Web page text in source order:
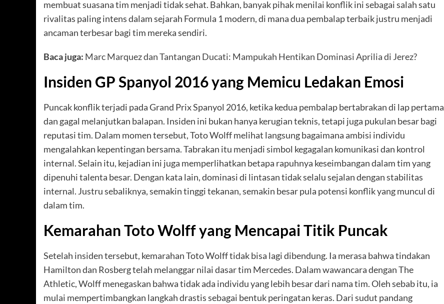
membuat suasana tim menjadi tidak sehat. Bahkan, banyak pihak menilai konflik ini sebagai salah satu
rivalitas paling intens dalam sejarah Formula 1 modern, di mana dua pembalap terbaik justru menjadi
ancaman terbesar bagi tim mereka sendiri.
Baca juga: Marc Marquez dan Tantangan Ducati: Mampukah Hentikan Dominasi Aprilia di Jerez?
Insiden GP Spanyol 2016 yang Memicu Ledakan Emosi
Puncak konflik terjadi pada Grand Prix Spanyol 2016, ketika kedua pembalap bertabrakan di lap pertama
dan gagal melanjutkan balapan. Insiden ini bukan hanya kerugian teknis, tetapi juga pukulan besar bagi
reputasi tim. Dalam momen tersebut, Toto Wolff melihat langsung bagaimana ambisi individu
mengalahkan kepentingan bersama. Tabrakan itu menjadi simbol kegagalan komunikasi dan kontrol
internal. Selain itu, kejadian ini juga memperlihatkan betapa rapuhnya keseimbangan dalam tim yang
dipenuhi talenta besar. Dengan kata lain, dominasi di lintasan tidak selalu sejalan dengan stabilitas
internal. Justru sebaliknya, semakin tinggi tekanan, semakin besar pula potensi konflik yang muncul di
dalam tim.
Kemarahan Toto Wolff yang Mencapai Titik Puncak
Setelah insiden tersebut, kemarahan Toto Wolff tidak bisa lagi dibendung. Ia merasa bahwa tindakan
Hamilton dan Rosberg telah melanggar nilai dasar tim Mercedes. Dalam wawancara dengan The
Athletic, Wolff menegaskan bahwa tidak ada individu yang lebih besar dari nama tim. Oleh sebab itu, ia
mulai mempertimbangkan langkah drastis sebagai bentuk peringatan keras. Dari sudut pandang